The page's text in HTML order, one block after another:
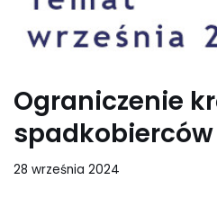
Ograniczenie
28 września 2024